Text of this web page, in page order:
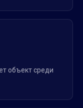
объект среди